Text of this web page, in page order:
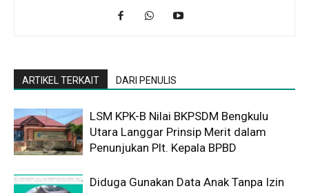
ARTIKEL TERKAIT DARI PENULIS
LSM KPK-B Nilai BKPSDM Bengkulu
Utara Langgar Prinsip Merit dalam
Penunjukan Plt. Kepala BPBD
Diduga Gunakan Data Anak Tanpa Izin